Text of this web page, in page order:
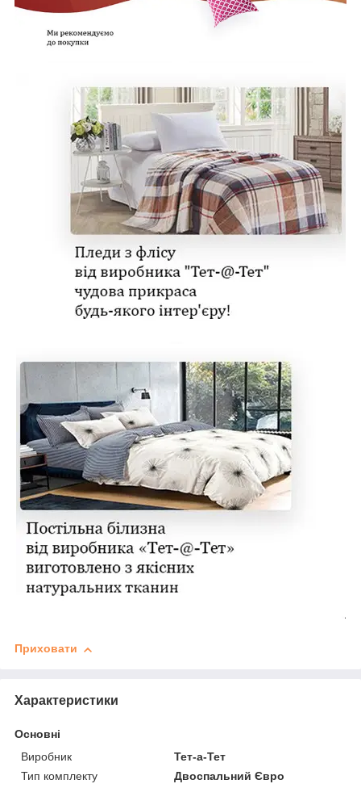
Приховати
Характеристики
Основні
Виробник
Тет-а-Тет
Тип комплекту
Двоспальний Євро